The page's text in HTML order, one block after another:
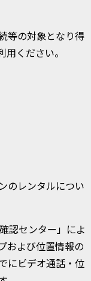
等の対象となり得
ください。
のレンタルについ
認センター」によ
および位置情報の
にビデオ通話・位